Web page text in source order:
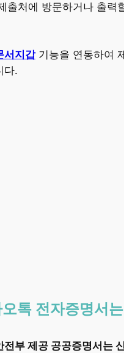
출처에 방문하거나 출력
서지갑기능을 연동하여
다.
톡 전자증명서
전부 제공 공공증명서는